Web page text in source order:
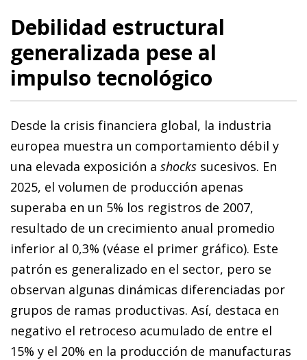
Debilidad estructural
generalizada pese al
impulso tecnológico
Desde la crisis financiera global, la industria
europea muestra un comportamiento débil y
una elevada exposición a shocks sucesivos. En
2025, el volumen de producción apenas
superaba en un 5% los registros de 2007,
resultado de un crecimiento anual promedio
inferior al 0,3% (véase el primer gráfico). Este
patrón es generalizado en el sector, pero se
observan algunas dinámicas diferenciadas por
grupos de ramas productivas. Así, destaca en
negativo el retroceso acumulado de entre el
15% y el 20% en la producción de manufacturas